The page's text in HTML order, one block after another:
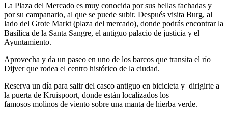
La Plaza del Mercado es muy conocida por sus bellas fachadas y
por su campanario, al que se puede subir. Después visita Burg, al
lado del Grote Markt (plaza del mercado), donde podrás encontrar la
Basílica de la Santa Sangre, el antiguo palacio de justicia y el
Ayuntamiento.
Aprovecha y da un paseo en uno de los barcos que transita el río
Dijver que rodea el centro histórico de la ciudad.
Reserva un día para salir del casco antiguo en bicicleta y dirigirte a
la puerta de Kruispoort, donde están localizados los
famosos molinos de viento sobre una manta de hierba verde.